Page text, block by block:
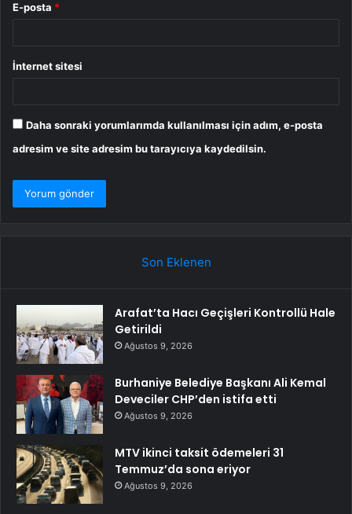
E-posta *
İnternet sitesi
Daha sonraki yorumlarımda kullanılması için adım, e-posta
adresim ve site adresim bu tarayıcıya kaydedilsin.
Son Eklenen
Arafat’ta Hacı Geçişleri Kontrollü Hale
Getirildi
Ağustos 9, 2026
Burhaniye Belediye Başkanı Ali Kemal
Deveciler CHP’den istifa etti
Ağustos 9, 2026
MTV ikinci taksit ödemeleri 31
Temmuz’da sona eriyor
Ağustos 9, 2026